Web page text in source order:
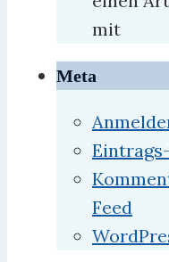
mit
Meta
Feed